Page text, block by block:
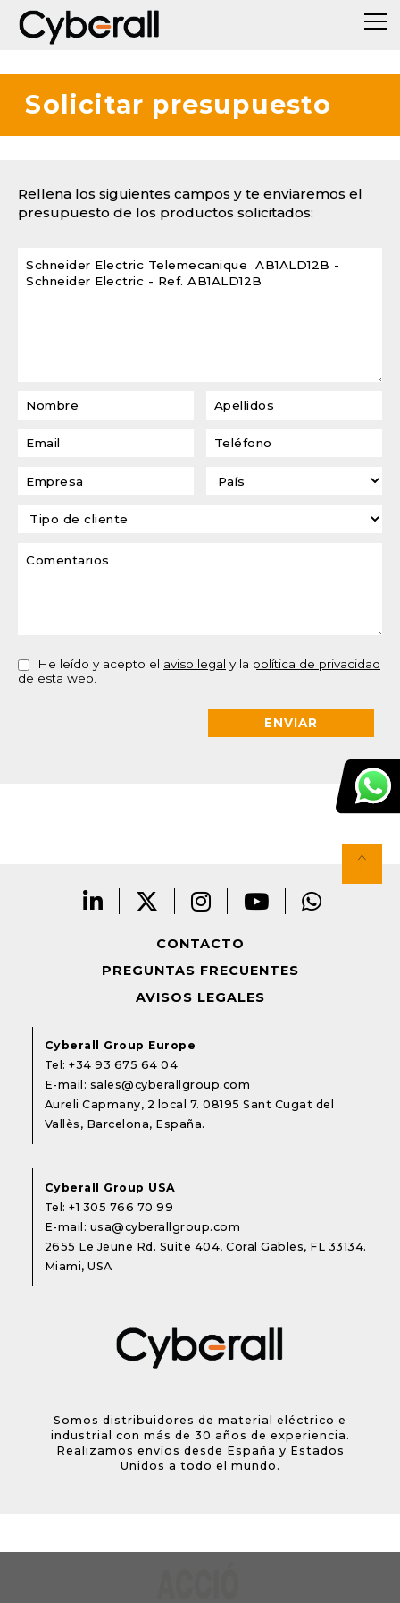
Solicitar presupuesto
Rellena los siguientes campos y te enviaremos el
presupuesto de los productos solicitados:
He leído y acepto el aviso legal y la política de privacidad
de esta web.
CONTACTO
PREGUNTAS FRECUENTES
AVISOS LEGALES
Cyberall Group Europe
Tel:+34 93 675 64 04
E-mail: sales@cyberallgroup.com
Aureli Capmany, 2 local 7. 08195 Sant Cugat del
Vallès, Barcelona, España.
Cyberall Group USA
Tel:+1 305 766 70 99
E-mail: usa@cyberallgroup.com
2655 Le Jeune Rd. Suite 404, Coral Gables, FL 33134.
Miami, USA
Somos distribuidores de material eléctrico e
industrial con más de 30 años de experiencia.
Realizamos envíos desde España y Estados
Unidos a todo el mundo.